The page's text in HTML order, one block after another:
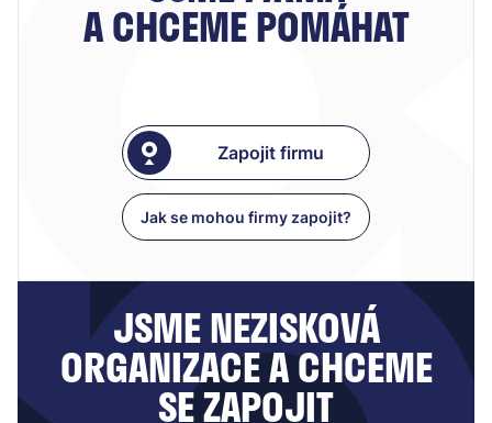
A CHCEME POMÁHAT
Zapojit firmu
Jak se mohou firmy zapojit?
JSME NEZISKOVÁ
ORGANIZACE A CHCEME
SE ZAPOJIT